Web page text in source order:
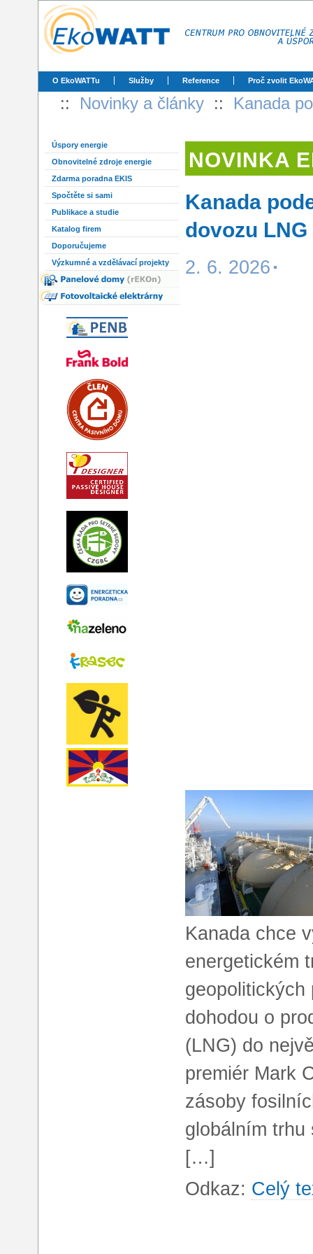
O EkoWATTu Služby Reference Proč zvolit
:: Novinky a články :: Kanada
Úspory energie
Obnovitelné zdroje energie
Zdarma poradna EKIS
Spočtěte si sami
Publikace a studie
Katalog firem
Doporučujeme
Výzkumné a vzdělávací projekty
NOVINKA
Kanada
dovozu
2. 6. 2026
Kanada chce
energetickém
geopolitických
dohodou o
(LNG) do
premiér Mark
zásoby
globálním trhu
[…]
Odkaz: Celý